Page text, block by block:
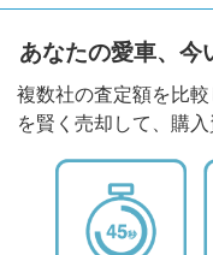
あなたの愛車、今
複数社の査定額を比
を賢く売却して、購